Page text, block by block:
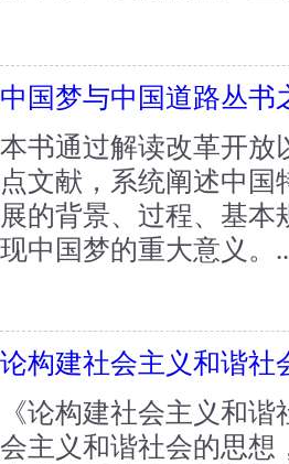
中国梦与中国道路丛书
本书通过解读改革开放
点文献，系统阐述中
展的背景、过程、基
现中国梦的重大意义。
论构建社会主义和谐社
《论构建社会主义和
会主义和谐社会的思想